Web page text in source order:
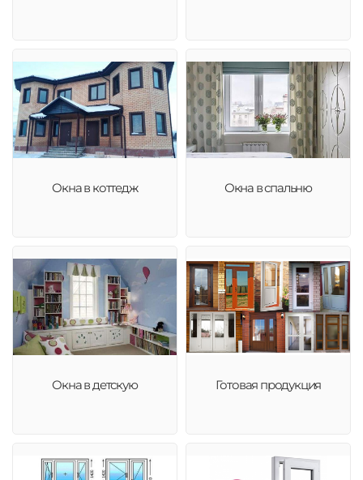
Окна в коттедж Окна в спальню
Окна в детскую Готовая продукция